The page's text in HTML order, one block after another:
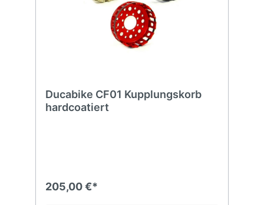
Ducabike CF01 Kupplungskorb
hardcoatiert
205,00 €*